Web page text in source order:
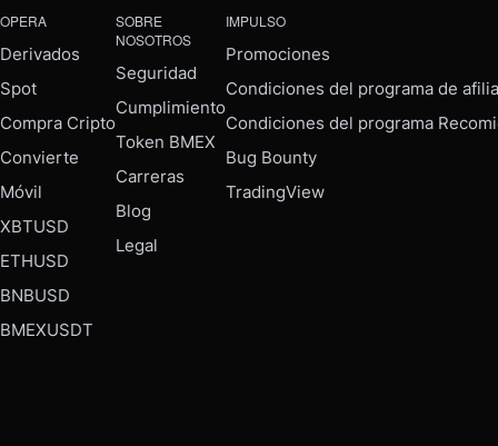
OPERA
Derivados
Spot
Compra Cripto
Convierte
Móvil
XBTUSD
ETHUSD
BNBUSD
BMEXUSDT
SOBRE
NOSOTROS
Seguridad
Cumplimiento
Token BMEX
Carreras
Blog
Legal
IMPULSO
Promociones
Condiciones del programa de
Condiciones del programa
Bug Bounty
TradingView